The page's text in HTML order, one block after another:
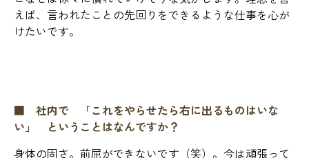
えば、言われたことの先回りをできるような仕事を心が
けたいです。
■ 社内で 「これをやらせたら右に出るものはいな
い」 ということはなんですか？
身体の固さ。前屈ができないです（笑）。今は頑張って